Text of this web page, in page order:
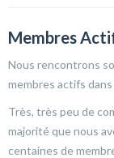
Membres
Nous rencontrons
membres actifs
Très, très peu de
majorité que nous
centaines de